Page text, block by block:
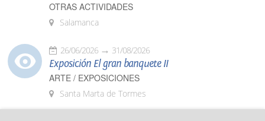
OTRAS ACTIVIDADES
Salamanca
26/06/2026 31/08/2026
Exposición El gran banquete II
ARTE / EXPOSICIONES
Santa Marta de Tormes